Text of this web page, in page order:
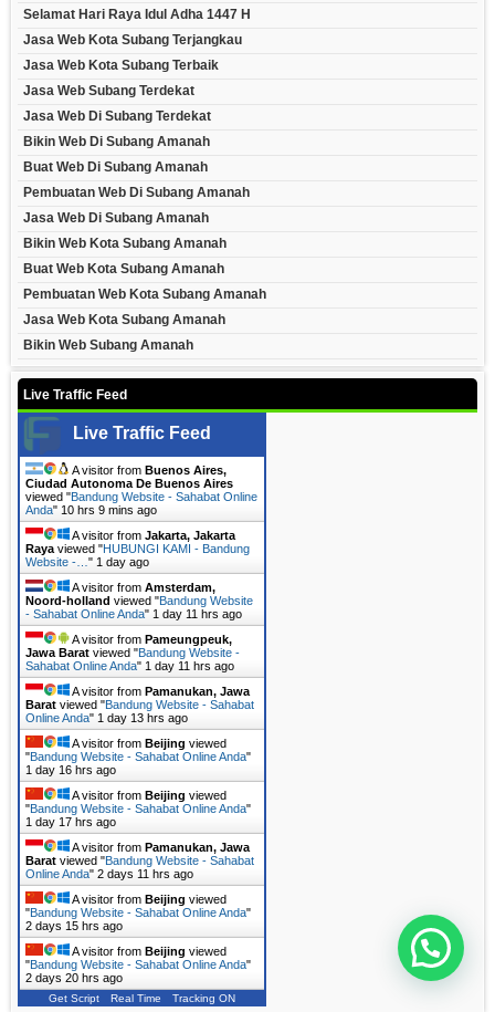
Selamat Hari Raya Idul Adha 1447 H
Jasa Web Kota Subang Terjangkau
Jasa Web Kota Subang Terbaik
Jasa Web Subang Terdekat
Jasa Web Di Subang Terdekat
Bikin Web Di Subang Amanah
Buat Web Di Subang Amanah
Pembuatan Web Di Subang Amanah
Jasa Web Di Subang Amanah
Bikin Web Kota Subang Amanah
Buat Web Kota Subang Amanah
Pembuatan Web Kota Subang Amanah
Jasa Web Kota Subang Amanah
Bikin Web Subang Amanah
Live Traffic Feed
Live Traffic Feed
A visitor from Buenos Aires,
Ciudad Autonoma De Buenos Aires
viewed "Bandung Website - Sahabat Online
Anda" 10 hrs 9 mins ago
A visitor from Jakarta, Jakarta
Raya viewed "HUBUNGI KAMI - Bandung
Website -… " 1 day ago
A visitor from Amsterdam,
Noord-holland viewed "Bandung Website
- Sahabat Online Anda" 1 day 11 hrs ago
A visitor from Pameungpeuk,
Jawa Barat viewed "Bandung Website -
Sahabat Online Anda" 1 day 11 hrs ago
A visitor from Pamanukan, Jawa
Barat viewed "Bandung Website - Sahabat
Online Anda" 1 day 13 hrs ago
A visitor from Beijing viewed
"Bandung Website - Sahabat Online Anda"
1 day 16 hrs ago
A visitor from Beijing viewed
"Bandung Website - Sahabat Online Anda"
1 day 17 hrs ago
A visitor from Pamanukan, Jawa
Barat viewed "Bandung Website - Sahabat
Online Anda" 2 days 11 hrs ago
A visitor from Beijing viewed
"Bandung Website - Sahabat Online Anda"
2 days 15 hrs ago
A visitor from Beijing viewed
"Bandung Website - Sahabat Online Anda"
2 days 20 hrs ago
Get Script Real Time Tracking ON
Mau Bikin Website Apa Kak?